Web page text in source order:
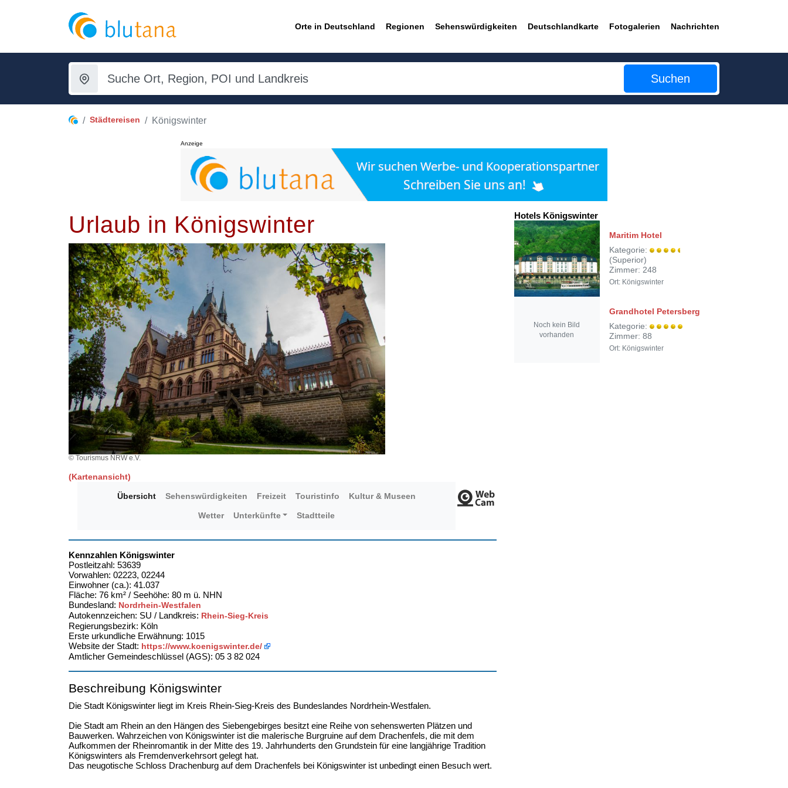
Orte in Deutschland Regionen Sehenswürdigkeiten Deutschlandkarte Fotogalerien Nachrichten
Suchen
Städtereisen Königswinter
Anzeige
Urlaub in Königswinter
© Tourismus NRW e.V.
(Kartenansicht)
Übersicht Sehenswürdigkeiten Freizeit Touristinfo Kultur & Museen
Wetter Unterkünfte Stadtteile
Kennzahlen Königswinter
Postleitzahl: 53639
Vorwahlen: 02223, 02244
Einwohner (ca.): 41.037
Fläche: 76 km² / Seehöhe: 80 m ü. NHN
Bundesland: Nordrhein-Westfalen
Autokennzeichen: SU / Landkreis: Rhein-Sieg-Kreis
Regierungsbezirk: Köln
Erste urkundliche Erwähnung: 1015
Website der Stadt: https://www.koenigswinter.de/
Amtlicher Gemeindeschlüssel (AGS): 05 3 82 024
Beschreibung Königswinter
Die Stadt Königswinter liegt im Kreis Rhein-Sieg-Kreis des Bundeslandes Nordrhein-Westfalen.
Die Stadt am Rhein an den Hängen des Siebengebirges besitzt eine Reihe von sehenswerten Plätzen und
Bauwerken. Wahrzeichen von Königswinter ist die malerische Burgruine auf dem Drachenfels, die mit dem
Aufkommen der Rheinromantik in der Mitte des 19. Jahrhunderts den Grundstein für eine langjährige Tradition
Königswinters als Fremdenverkehrsort gelegt hat.
Das neugotische Schloss Drachenburg auf dem Drachenfels bei Königswinter ist unbedingt einen Besuch wert.
Hotels Königswinter
Maritim Hotel
Kategorie:
(Superior)
Zimmer: 248
Ort: Königswinter
Noch kein Bild
vorhanden
Grandhotel Petersberg
Kategorie:
Zimmer: 88
Ort: Königswinter